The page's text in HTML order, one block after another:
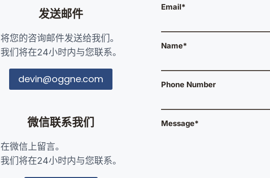
发送邮件
将您的咨询邮件发送给我们。
我们将在24小时内与您联系。
devin@oggne.com
微信联系我们
在微信上留言。
我们将在24小时内与您联系。
Email*
Name*
Phone Number
Message*